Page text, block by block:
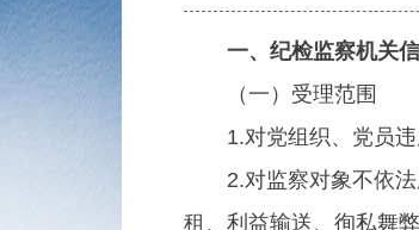
一、纪检监察机关
（一）受理范围
1.对党组织、党员违
2.对监察对象不依法
租、利益输送、徇私舞